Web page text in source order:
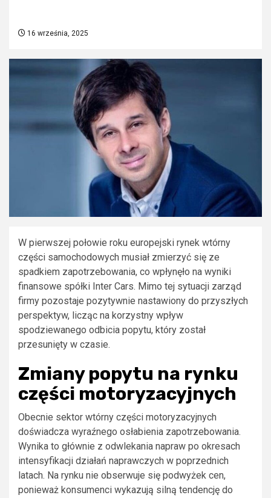
16 września, 2025
W pierwszej połowie roku europejski rynek wtórny
części samochodowych musiał zmierzyć się ze
spadkiem zapotrzebowania, co wpłynęło na wyniki
finansowe spółki Inter Cars. Mimo tej sytuacji zarząd
firmy pozostaje pozytywnie nastawiony do przyszłych
perspektyw, licząc na korzystny wpływ
spodziewanego odbicia popytu, który został
przesunięty w czasie.
Zmiany popytu na rynku
części motoryzacyjnych
Obecnie sektor wtórny części motoryzacyjnych
doświadcza wyraźnego osłabienia zapotrzebowania.
Wynika to głównie z odwlekania napraw po okresach
intensyfikacji działań naprawczych w poprzednich
latach. Na rynku nie obserwuje się podwyżek cen,
ponieważ konsumenci wykazują silną tendencję do